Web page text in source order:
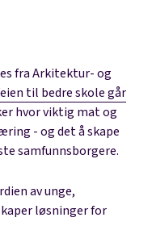
fra Arkitektur- og
til bedre skole går
hvor viktig mat og
- og det å skape
samfunnsborgere.
av unge,
løsninger for